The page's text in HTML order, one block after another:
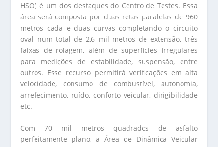
HSO) é um dos destaques do Centro de Testes. Essa
área será composta por duas retas paralelas de 960
metros cada e duas curvas completando o circuito
oval num total de 2,6 mil metros de extensão, três
faixas de rolagem, além de superfícies irregulares
para medições de estabilidade, suspensão, entre
outros. Esse recurso permitirá verificações em alta
velocidade, consumo de combustível, autonomia,
arrefecimento, ruído, conforto veicular, dirigibilidade
etc.
Com 70 mil metros quadrados de asfalto
perfeitamente plano, a Área de Dinâmica Veicular